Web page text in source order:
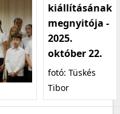
kiállításának
megnyitója -
2025.
október 22.
fotó: Tüskés
Tibor